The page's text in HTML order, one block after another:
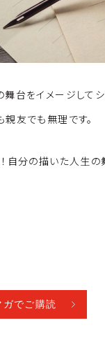
台をイメージして
友でも無理です。
自分の描いた人生の
でご購読